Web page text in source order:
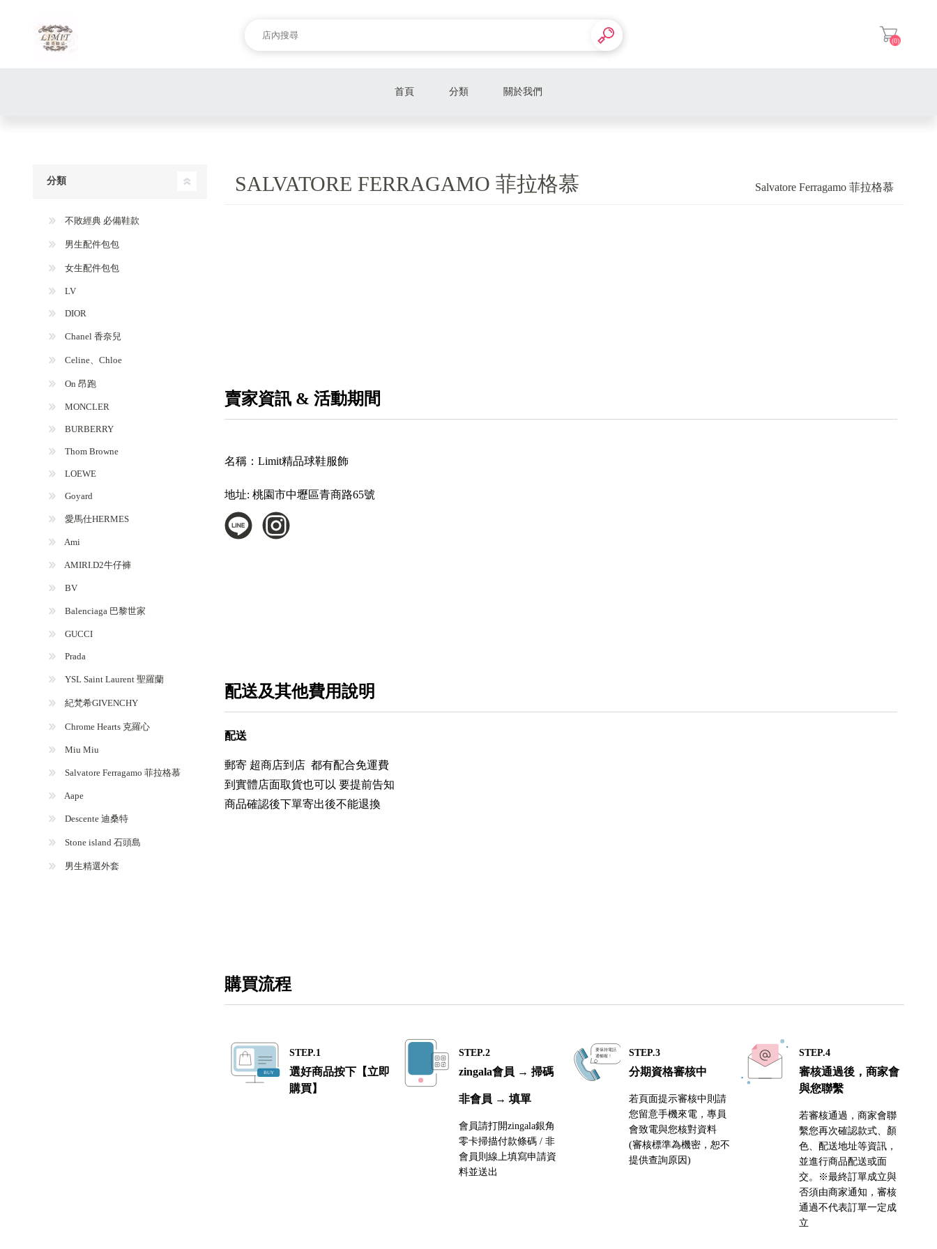
(0)
首頁 分類
男生配件包包
Thom Browne
紀梵希GIVENCHY
關於我們
SALVATORE FERRAGAMO 菲拉格慕 Salvatore Ferragamo 菲拉格慕
賣家資訊 & 活動期間
名稱： Limit精品球鞋服飾
地址: 桃園市中壢區青商路65號
配送及其他費用說明
配送
郵寄 超商店到店 都有配合免運費
到實體店面取貨也可以 要提前告知
商品確認後下單寄出後不能退換
購買流程
STEP.1
選好商品按下【立即
購買】
STEP.2
zingala會員 → 掃碼
非會員 → 填單
會員請打開zingala銀角
零卡掃描付款條碼 / 非
會員則線上填寫申請資
料並送出
STEP.3
分期資格審核中
若頁面提示審核中則請
您留意手機來電，專員
會致電與您核對資料
(審核標準為機密，恕不
提供查詢原因)
STEP.4
審核通過後，商家會
與您聯繫
若審核通過，商家會聯
繫您再次確認款式、顏
色、配送地址等資訊，
並進行商品配送或面
交。※最終訂單成立與
否須由商家通知，審核
通過不代表訂單一定成
立
分類
不敗經典 必備鞋款
男生配件包包
女生配件包包
LV
DIOR
Chanel 香奈兒
Celine、Chloe
On 昂跑
MONCLER
BURBERRY
Thom Browne
LOEWE
Goyard
愛馬仕HERMES
Ami
AMIRI.D2牛仔褲
BV
Balenciaga 巴黎世家
GUCCI
Prada
YSL Saint Laurent 聖羅蘭
紀梵希GIVENCHY
Chrome Hearts 克羅心
Miu Miu
Salvatore Ferragamo 菲拉格慕
Aape
Descente 迪桑特
Stone island 石頭島
男生精選外套